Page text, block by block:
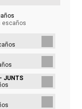
escaños
JUNTS